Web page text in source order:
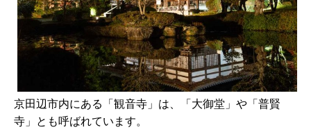
京田辺市内にある「観音寺」は、「大御堂」や「普賢
寺」とも呼ばれています。